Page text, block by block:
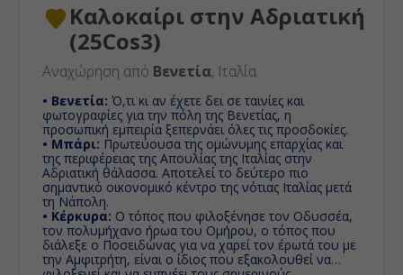
Καλοκαίρι στην Αδριατική
(25Cos3)
Αναχώρηση από Βενετία, Ιταλία
• Βενετία: Ό,τι κι αν έχετε δει σε ταινίες και
φωτογραφίες για την πόλη της Βενετίας, η
προσωπική εμπειρία ξεπερνάει όλες τις προσδοκίες.
• Μπάρι: Πρωτεύουσα της ομώνυμης επαρχίας και
της περιφέρειας της Απουλίας της Ιταλίας στην
Αδριατική θάλασσα. Αποτελεί το δεύτερο πιο
σημαντικό οικονομικό κέντρο της νότιας Ιταλίας μετά
τη Νάπολη.
• Κέρκυρα: Ο τόπος που φιλοξένησε τον Οδυσσέα,
τον πολυμήχανο ήρωα του Ομήρου, ο τόπος που
διάλεξε ο Ποσειδώνας για να χαρεί τον έρωτά του με
την Αμφιτρήτη, είναι ο ίδιος που εξακολουθεί να